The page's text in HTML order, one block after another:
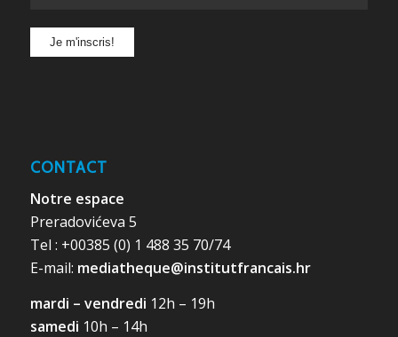
CONTACT
Notre espace
Preradovićeva 5
Tel : +00385 (0) 1 488 35 70/74
E-mail: mediatheque@institutfrancais.hr
mardi – vendredi 12h – 19h
samedi 10h – 14h